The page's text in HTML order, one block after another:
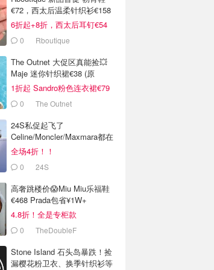
€72，西太后温柔针织衫€158
6折起+8折，西太后耳钉€54
0 Rboutique
The Outnet 大促区真能捡💥
Maje 迷你针织裙€38 (原
€175）
1折起 Sandro粉色连衣裙€79
0 The Outnet
24S私促起飞了
Celine/Moncler/Maxmara都在
全场4折！！
0 24S
高奢跳楼价😱Miu Miu乐福鞋
€468 Prada包省¥1W+
4.8折！全是专柜款
0 TheDoubleF
Stone Island 石头岛暴跌！捡
漏樱花粉卫衣、换季针织衫等